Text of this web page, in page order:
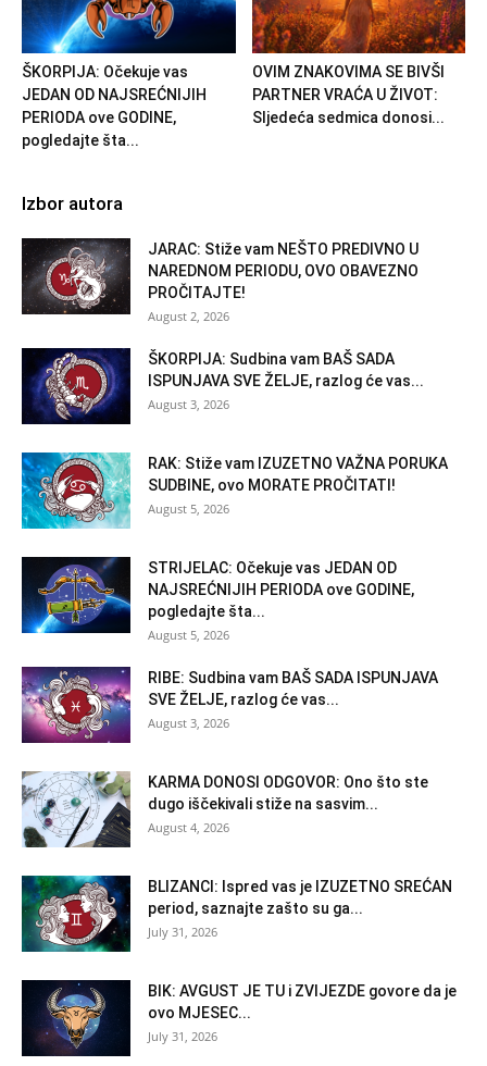
ŠKORPIJA: Očekuje vas
JEDAN OD NAJSREĆNIJIH
PERIODA ove GODINE,
pogledajte šta...
OVIM ZNAKOVIMA SE BIVŠI
PARTNER VRAĆA U ŽIVOT:
Sljedeća sedmica donosi...
Izbor autora
JARAC: Stiže vam NEŠTO PREDIVNO U
NAREDNOM PERIODU, OVO OBAVEZNO
PROČITAJTE!
August 2, 2026
ŠKORPIJA: Sudbina vam BAŠ SADA
ISPUNJAVA SVE ŽELJE, razlog će vas...
August 3, 2026
RAK: Stiže vam IZUZETNO VAŽNA PORUKA
SUDBINE, ovo MORATE PROČITATI!
August 5, 2026
STRIJELAC: Očekuje vas JEDAN OD
NAJSREĆNIJIH PERIODA ove GODINE,
pogledajte šta...
August 5, 2026
RIBE: Sudbina vam BAŠ SADA ISPUNJAVA
SVE ŽELJE, razlog će vas...
August 3, 2026
KARMA DONOSI ODGOVOR: Ono što ste
dugo iščekivali stiže na sasvim...
August 4, 2026
BLIZANCI: Ispred vas je IZUZETNO SREĆAN
period, saznajte zašto su ga...
July 31, 2026
BIK: AVGUST JE TU i ZVIJEZDE govore da je
ovo MJESEC...
July 31, 2026